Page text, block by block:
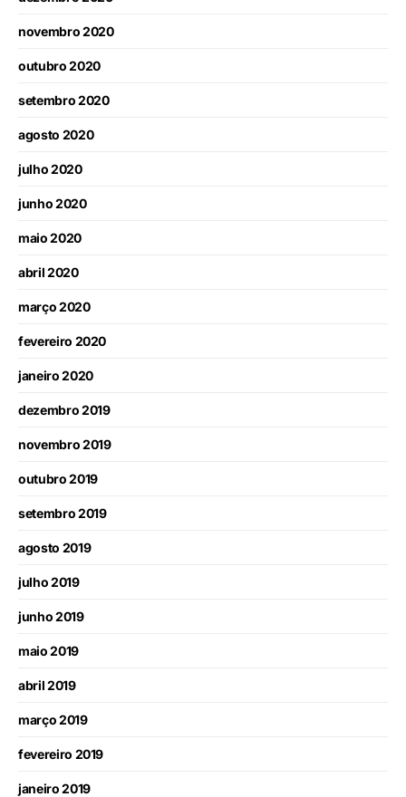
novembro 2020
outubro 2020
setembro 2020
agosto 2020
julho 2020
junho 2020
maio 2020
abril 2020
março 2020
fevereiro 2020
janeiro 2020
dezembro 2019
novembro 2019
outubro 2019
setembro 2019
agosto 2019
julho 2019
junho 2019
maio 2019
abril 2019
março 2019
fevereiro 2019
janeiro 2019